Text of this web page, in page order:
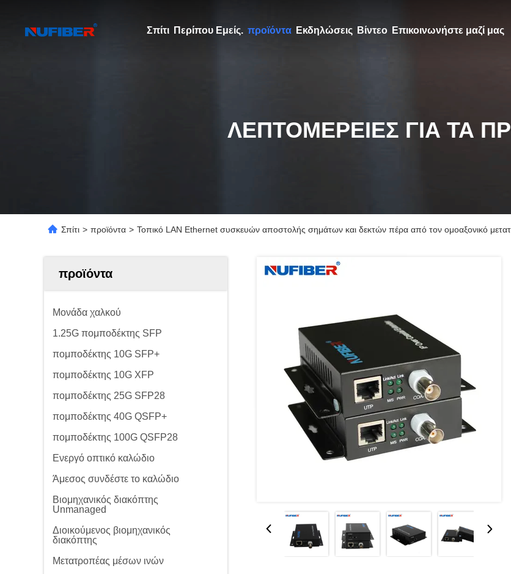
Σπίτι Περίπου Εμείς. προϊόντα Εκδηλώσεις Βίντεο Επικοινωνήστε μαζί μας
ΛΕΠΤΟΜΈΡΕΙΕΣ ΓΙΑ ΤΑ
Σπίτι > προϊόντα > Τοπικό LAN Ethernet συσκευών αποστολής σημάτων και δεκτών πέρα από τον ομοαξονικό
προϊόντα
Μονάδα χαλκού
1.25G πομποδέκτης SFP
πομποδέκτης 10G SFP+
πομποδέκτης 10G XFP
πομποδέκτης 25G SFP28
πομποδέκτης 40G QSFP+
πομποδέκτης 100G QSFP28
Ενεργό οπτικό καλώδιο
Άμεσος συνδέστε το καλώδιο
Βιομηχανικός διακόπτης
Unmanaged
Διοικούμενος βιομηχανικός
διακόπτης
Μετατροπέας μέσων ινών